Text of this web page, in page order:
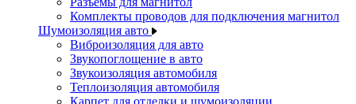
Комплекты проводов для подключения магнитол
Шумоизоляция авто
Виброизоляция для авто
Звукопоглощение в авто
Звукоизоляция автомобиля
Теплоизоляция автомобиля
Карпет для отделки и шумоизоляции